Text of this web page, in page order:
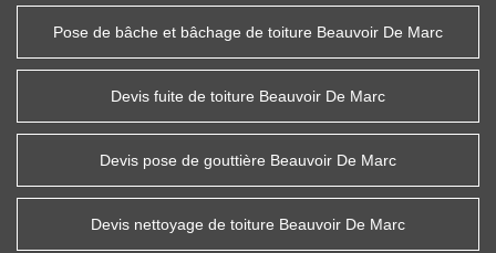
Pose de bâche et bâchage de toiture Beauvoir De Marc
Devis fuite de toiture Beauvoir De Marc
Devis pose de gouttière Beauvoir De Marc
Devis nettoyage de toiture Beauvoir De Marc